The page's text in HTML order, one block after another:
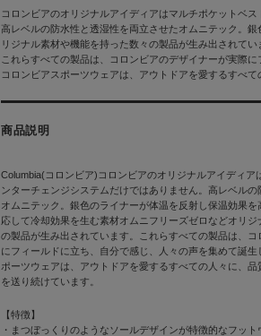
コロンビアのオリジナルアイディアはマルチポケットベ
高レベルの防水性と透湿性を両立させたオムニテック。
リジナル素材や機能を持った数々の製品が生み出されてい
これらすべての製品は、コロンビアのデザイナーが実際
コロンビアスポーツウェアは、アウトドアを愛するすべ
商品説明
Columbia(コロンビア)コロンビアのオリジナルアイディア
ンターチェンジシステムだけではありません。高レベル
オムニテック。銀色のライナーが体温を反射し保温効果を
応して冷却効果を生む素材オムニフリーズゼロなどオリジ
の製品が生み出されています。これらすべての製品は、
にフィールドに立ち、自分で感じ、人々の声を集めて誕生
ポーツウェアは、アウトドアを愛するすべての人々に、
を送り続けています。
【特徴】
・まつぼっくりのようなソールデザインが特徴的なフット